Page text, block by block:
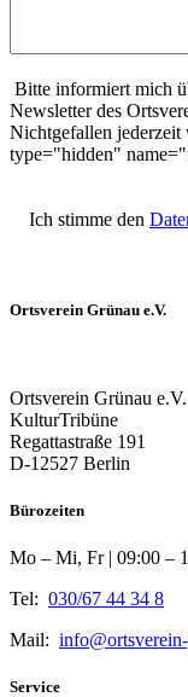
Bitte informiert mich
Newsletter des
Nichtgefallen jederzeit
type="hidden"
Ich stimme den
Ortsverein Grünau e.V.
Ortsverein Grünau e.V.
KulturTribüne
Regattastraße 191
D-12527 Berlin
Bürozeiten
Mo – Mi, Fr | 09:00 –
Tel: 030/67 44 34 8
Mail:
Service